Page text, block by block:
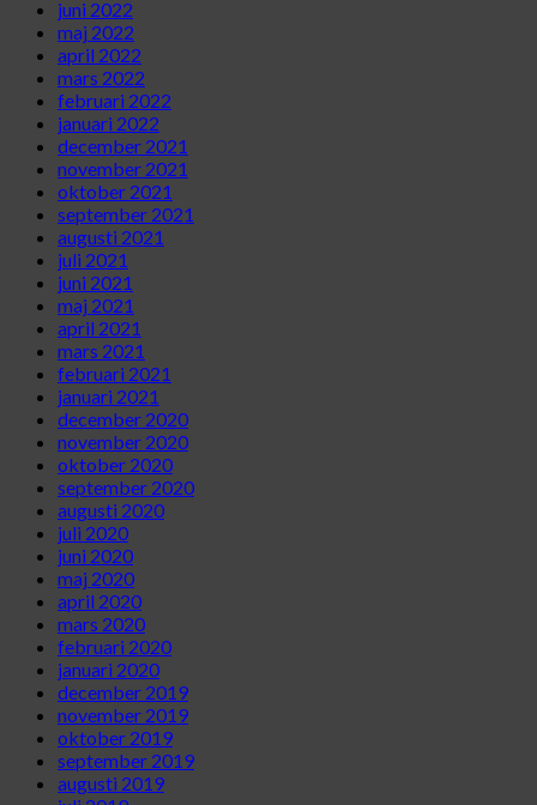
juni 2022
maj 2022
april 2022
mars 2022
februari 2022
januari 2022
december 2021
november 2021
oktober 2021
september 2021
augusti 2021
juli 2021
juni 2021
maj 2021
april 2021
mars 2021
februari 2021
januari 2021
december 2020
november 2020
oktober 2020
september 2020
augusti 2020
juli 2020
juni 2020
maj 2020
april 2020
mars 2020
februari 2020
januari 2020
december 2019
november 2019
oktober 2019
september 2019
augusti 2019